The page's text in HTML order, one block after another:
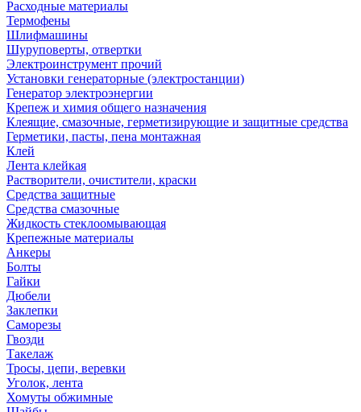
Расходные материалы
Термофены
Шлифмашины
Шуруповерты, отвертки
Электроинструмент прочий
Установки генераторные (электростанции)
Генератор электроэнергии
Крепеж и химия общего назначения
Клеящие, смазочные, герметизирующие и защитные средства
Герметики, пасты, пена монтажная
Клей
Лента клейкая
Растворители, очистители, краски
Средства защитные
Средства смазочные
Жидкость стеклоомывающая
Крепежные материалы
Анкеры
Болты
Гайки
Дюбели
Заклепки
Саморезы
Гвозди
Такелаж
Тросы, цепи, веревки
Уголок, лента
Хомуты обжимные